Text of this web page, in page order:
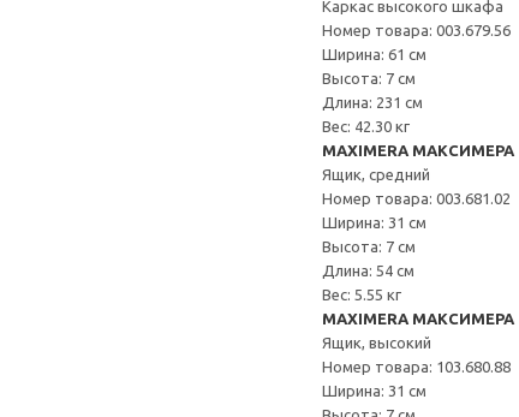
Каркас высокого шкафа
Номер товара: 003.679.56
Ширина: 61 см
Высота: 7 см
Длина: 231 см
Вес: 42.30 кг
MAXIMERA МАКСИМЕРА
Ящик, средний
Номер товара: 003.681.02
Ширина: 31 см
Высота: 7 см
Длина: 54 см
Вес: 5.55 кг
MAXIMERA МАКСИМЕРА
Ящик, высокий
Номер товара: 103.680.88
Ширина: 31 см